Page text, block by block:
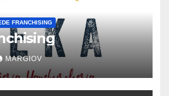
FRANCHISING
MARGIOV